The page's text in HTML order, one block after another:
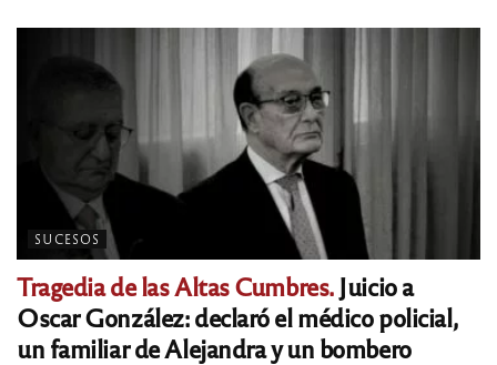
SUCESOS
Tragedia de las Altas Cumbres.Juicio a
Oscar González: declaró el médico policial,
un familiar de Alejandra y un bombero